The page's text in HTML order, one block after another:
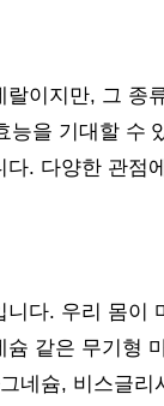
이지만, 그 종
을 기대할 수
. 다양한 관점
다. 우리 몸이
같은 무기형
네슘, 비스글